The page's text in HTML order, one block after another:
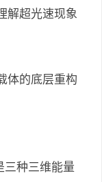
解超光速现象
体的底层重构
三种三维能量